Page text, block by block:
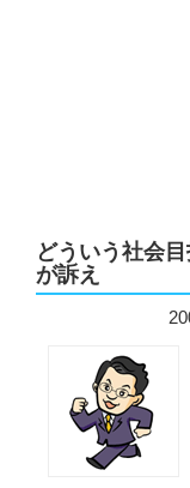
どういう社会
が訴え